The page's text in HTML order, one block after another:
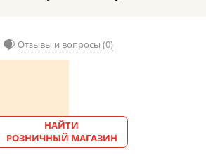
Отзывы и вопросы (0)
НАЙТИ
РОЗНИЧНЫЙ МАГАЗИН